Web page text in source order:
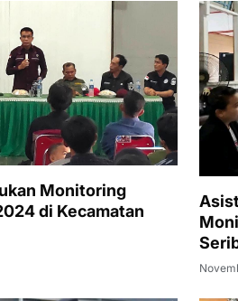
Monitoring
di Kecamatan